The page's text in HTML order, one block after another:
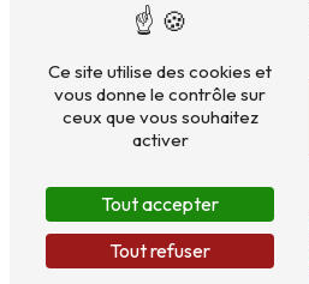
adaptées à vos
En savoir
plus
Ce site utilise des cookies et
vous donne le contrôle sur
ceux que vous souhaitez
activer
Tout accepter
Tout refuser